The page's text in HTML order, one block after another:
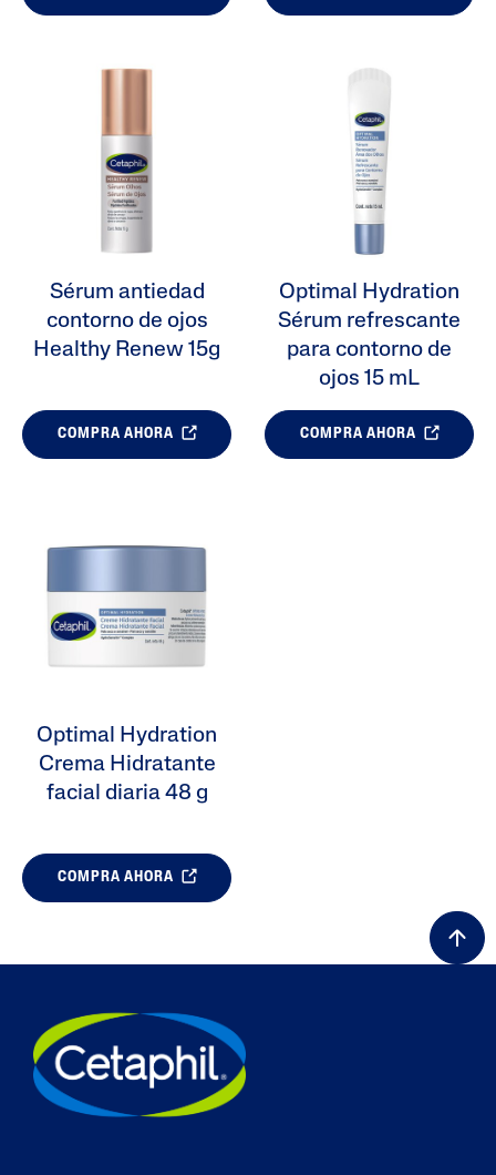
Sérum antiedad
contorno de ojos
Healthy Renew 15g
COMPRA AHORA
Optimal Hydration
Sérum refrescante
para contorno de
ojos 15 mL
COMPRA AHORA
Optimal Hydration
Crema Hidratante
facial diaria 48 g
COMPRA AHORA